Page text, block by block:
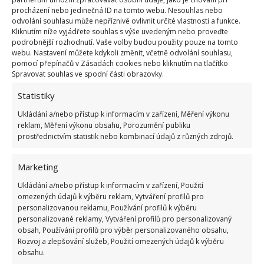
procházení nebo jedinečná ID na tomto webu. Nesouhlas nebo
odvolání souhlasu může nepříznivě ovlivnit určité vlastnosti a funkce.
Kliknutím níže vyjádřete souhlas s výše uvedeným nebo proveďte
podrobnější rozhodnutí. Vaše volby budou použity pouze na tomto
webu. Nastavení můžete kdykoli změnit, včetně odvolání souhlasu,
pomocí přepínačů v Zásadách cookies nebo kliknutím na tlačítko
Spravovat souhlas ve spodní části obrazovky.
Statistiky
Ukládání a/nebo přístup k informacím v zařízení, Měření výkonu
reklam, Měření výkonu obsahu, Porozumění publiku
prostřednictvím statistik nebo kombinací údajů z různých zdrojů.
Marketing
Ukládání a/nebo přístup k informacím v zařízení, Použití
omezených údajů k výběru reklam, Vytváření profilů pro
personalizovanou reklamu, Používání profilů k výběru
personalizované reklamy, Vytváření profilů pro personalizovaný
obsah, Používání profilů pro výběr personalizovaného obsahu,
Rozvoj a zlepšování služeb, Použití omezených údajů k výběru
obsahu.
bazénu. Rozhodně nenahrazují pravidelnou údržbu
a také vyrovnávání pH vody. O dalších pravidlech
čištění bazénujsme na BydlímeÚtulně napsali už
v minulosti. Existují i roztoky na bázi enzymů, které
zabraňují hromadění nečistot v bazénu.